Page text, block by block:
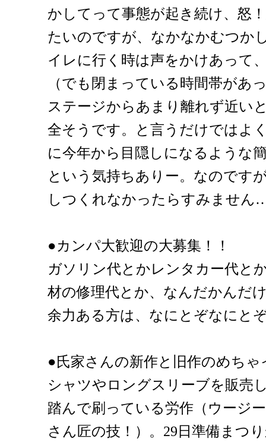
かしてって事態が起き続け、怒
たいのですが、なかなかむつか
イレに行く時は声をかけあって
（でも閉まっている時間帯があ
ステージからあまり離れず近い
全そうです。と言うだけではよ
に今年から目隠しになるような
という気持ちありー。なのです
しつくれなかったらすみませ
●カンパ大歓迎の大募集！！
ガソリン代とかレンタカー代と
材の修理代とか、なんだかんだ
余力ある方は、なにとぞなにと
●氏家さんの新作と旧作のめち
シャツやロングスリーブを販売
踏んで刷っている労作（ウージ
さん匠の技！）。29日準備まつ